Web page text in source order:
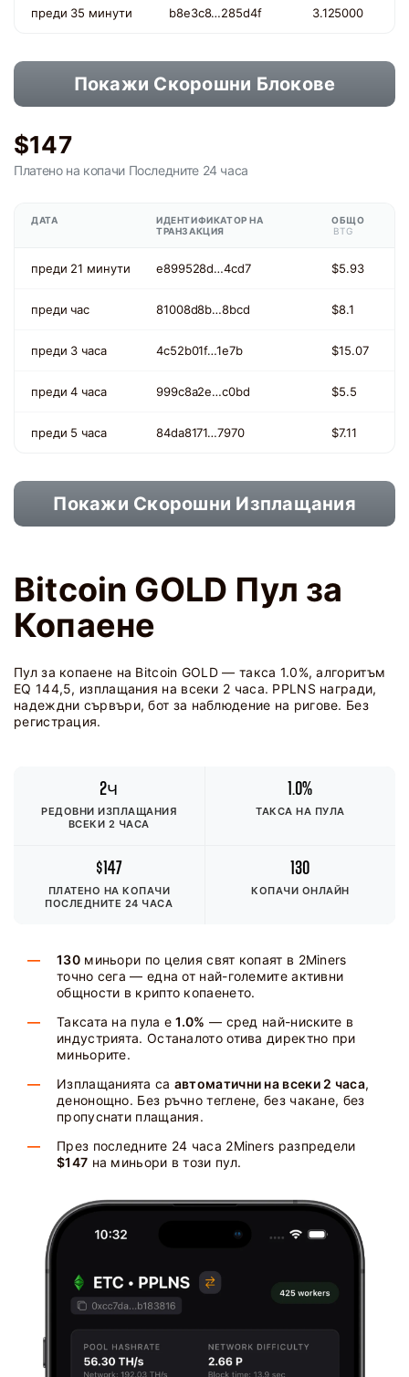
преди 35 минути b8e3c8…285d4f 3.125000
Покажи Скорошни Блокове
$147
Платено на копачи Последните 24 часа
ДАТА
ИДЕНТИФИКАТОР НА
ТРАНЗАКЦИЯ
ОБЩО
BTG
преди 21 минути e899528d…4cd7 $5.93
преди час 81008d8b…8bcd $8.1
преди 3 часа 4c52b01f…1e7b $15.07
преди 4 часа 999c8a2e…c0bd $5.5
преди 5 часа 84da8171…7970 $7.11
Покажи Скорошни Изплащания
Bitcoin GOLD Пул за
Копаене
Пул за копаене на Bitcoin GOLD — такса 1.0%, алгоритъм
EQ 144,5, изплащания на всеки 2 часа. PPLNS награди,
надеждни сървъри, бот за наблюдение на ригове. Без
регистрация.
2ч
РЕДОВНИ ИЗПЛАЩАНИЯ
ВСЕКИ 2 ЧАСА
1.0%
ТАКСА НА ПУЛА
$147
ПЛАТЕНО НА КОПАЧИ
ПОСЛЕДНИТЕ 24 ЧАСА
130
КОПАЧИ ОНЛАЙН
130миньори по целия свят копаят в 2Miners
точно сега — една от най-големите активни
общности в крипто копаенето.
Таксата на пула е1.0% — сред най-ниските в
индустрията. Останалото отива директно при
миньорите.
Изплащанията са автоматични на всеки 2 часа,
денонощно. Без ръчно теглене, без чакане, без
пропуснати плащания.
През последните 24 часа 2Miners разпредели
$147 на миньори в този пул.